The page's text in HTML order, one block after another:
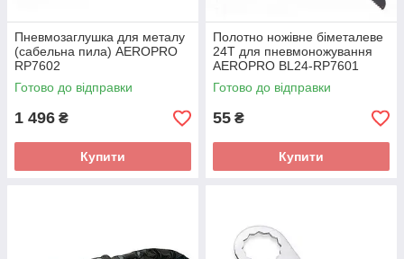
Пневмозаглушка для металу
(сабельна пила) AEROPRO
RP7602
Готово до відправки
1 496 ₴
Купити
Полотно ножівне біметалеве
24Т для пневмоножування
AEROPRO BL24-RP7601
Готово до відправки
55 ₴
Купити